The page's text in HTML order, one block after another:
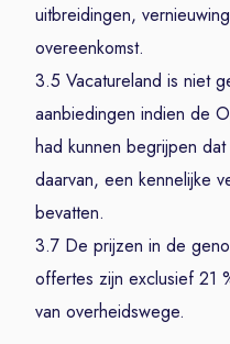
uitbreidingen,
overeenkomst.
3.5 Vacatureland is niet
aanbiedingen indien de
had kunnen begrijpen
daarvan, een kennelijke
bevatten.
3.7 De prijzen in de
offertes zijn exclusief 21
van overheidswege.